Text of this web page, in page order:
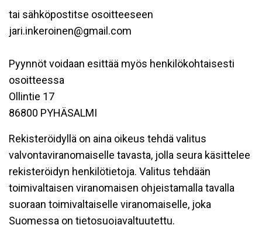
tai sähköpostitse osoitteeseen
jari.inkeroinen@gmail.com
Pyynnöt voidaan esittää myös henkilökohtaisesti
osoitteessa
Ollintie 17
86800 PYHÄSALMI
Rekisteröidyllä on aina oikeus tehdä valitus
valvontaviranomaiselle tavasta, jolla seura käsittelee
rekisteröidyn henkilötietoja. Valitus tehdään
toimivaltaisen viranomaisen ohjeistamalla tavalla
suoraan toimivaltaiselle viranomaiselle, joka
Suomessa on tietosuojavaltuutettu.